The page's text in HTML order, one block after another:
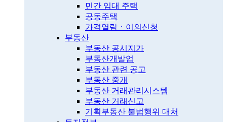
민간 임대 주택
공동주택
가격열람ㆍ이의신청
부동산
부동산 공시지가
부동산개발업
부동산 관련 공고
부동산 중개
부동산 거래관리시스템
부동산 거래신고
기획부동산 불법행위 대처